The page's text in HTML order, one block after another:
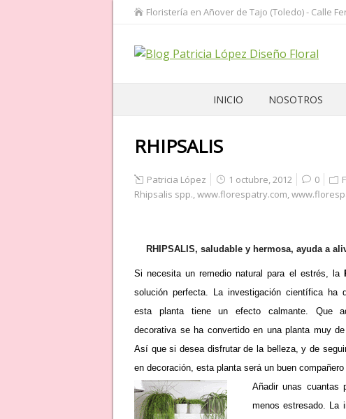
Floristería en Añover de Tajo (Toledo) - Calle
INICIO NOSOTROS
RHIPSALIS
Patricia López 1 octubre, 2012 0
Rhipsalis spp.,www.florespatry.com,
RHIPSALIS, saludable y hermosa, ayuda a
Si necesita un remedio natural para el estrés, la
solución perfecta. La investigación científica ha
esta planta tiene un efecto calmante. Que
decorativa se ha convertido en una planta muy
Así que si desea disfrutar de la belleza, y de
en decoración, esta planta será un buen
Añadir unas cuantas
menos estresado. La